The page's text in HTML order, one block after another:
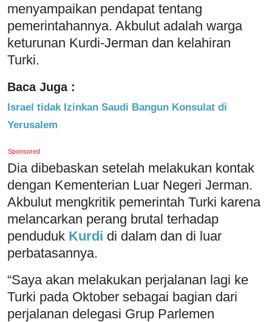
menyampaikan pendapat tentang
pemerintahannya. Akbulut adalah warga
keturunan Kurdi-Jerman dan kelahiran
Turki.
Baca Juga :
Israel tidak Izinkan Saudi Bangun Konsulat di
Yerusalem
Sponsored
Dia dibebaskan setelah melakukan kontak
dengan Kementerian Luar Negeri Jerman.
Akbulut mengkritik pemerintah Turki karena
melancarkan perang brutal terhadap
penduduk Kurdi di dalam dan di luar
perbatasannya.
“Saya akan melakukan perjalanan lagi ke
Turki pada Oktober sebagai bagian dari
perjalanan delegasi Grup Parlemen